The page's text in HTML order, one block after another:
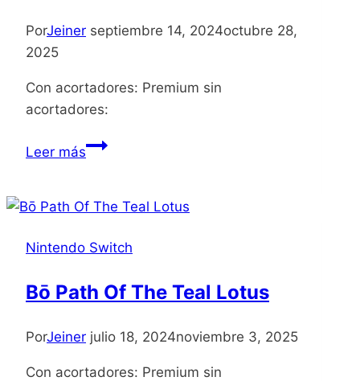
PorJeiner septiembre 14, 2024octubre 28,
2025
Con acortadores: Premium sin
acortadores:
Leer másEden
Nintendo Switch
Bō Path Of The Teal Lotus
PorJeiner julio 18, 2024noviembre 3, 2025
Con acortadores: Premium sin